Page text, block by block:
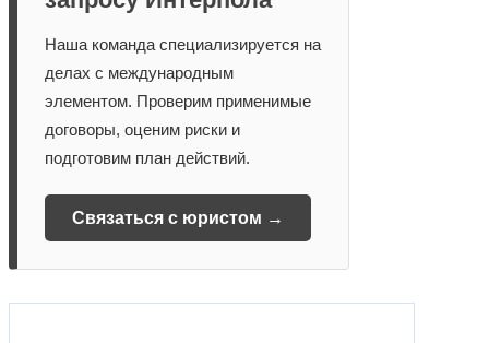
Наша команда специализируется на
делах с международным
элементом. Проверим применимые
договоры, оценим риски и
подготовим план действий.
Связаться с юристом →